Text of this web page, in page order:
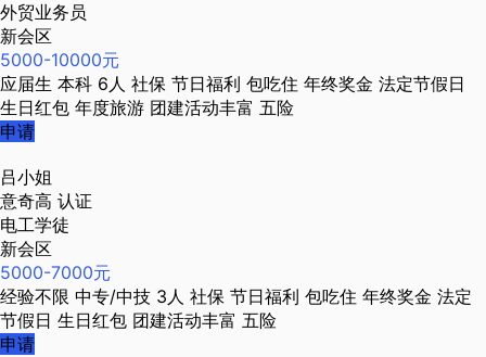
外贸业务员
新会区
5000-10000元
应届生 本科 6人 社保 节日福利 包吃住 年终奖金 法定节假日
生日红包 年度旅游 团建活动丰富 五险
申请
吕小姐
意奇高 认证
电工学徒
新会区
5000-7000元
经验不限 中专/中技 3人 社保 节日福利 包吃住 年终奖金 法定
节假日 生日红包 团建活动丰富 五险
申请